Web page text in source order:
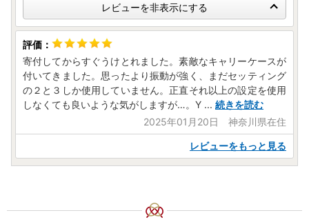
レビューを非表示にする
寄付してからすぐうけとれました。素敵なキャリーケースが
付いてきました。思ったより振動が強く、まだセッティング
の２と３しか使用していません。正直それ以上の設定を使用
しなくても良いような気がしますが…。Y ... 続きを読む
2025年01月20日 神奈川県在住
レビューをもっと見る